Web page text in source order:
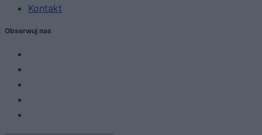
Kontakt
Obserwuj nas